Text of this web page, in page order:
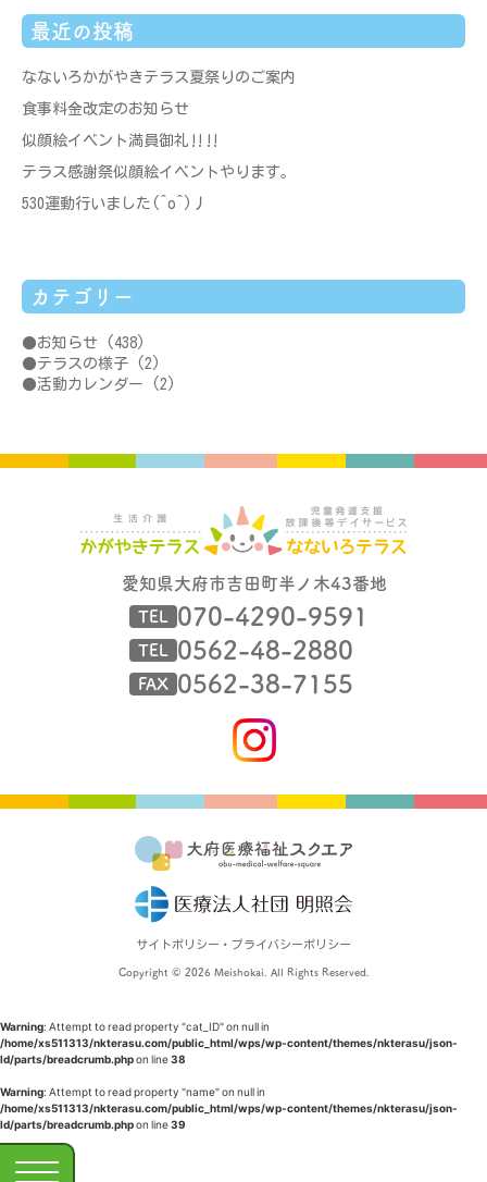
最近の投稿
なないろかがやきテラス夏祭りのご案内
食事料金改定のお知らせ
似顔絵イベント満員御礼‼‼
テラス感謝祭似顔絵イベントやります。
530運動行いました(^o^)丿
カテゴリー
お知らせ (438)
テラスの様子 (2)
活動カレンダー (2)
愛知県大府市吉田町半ノ木43番地
TEL 070-4290-9591
TEL 0562-48-2880
FAX 0562-38-7155
サイトポリシー・プライバシーポリシー
Copyright © 2026 Meishokai. All Rights Reserved.
Warning: Attempt to read property "cat_ID" on null in
/home/xs511313/nkterasu.com/public_html/wps/wp-content/themes/nkterasu/json-
ld/parts/breadcrumb.phpon line38
Warning: Attempt to read property "name" on null in
/home/xs511313/nkterasu.com/public_html/wps/wp-content/themes/nkterasu/json-
ld/parts/breadcrumb.phpon line39